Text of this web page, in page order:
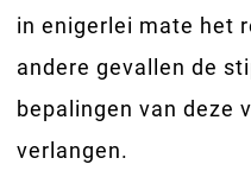
in enigerlei mate het
andere gevallen de
bepalingen van deze
verlangen.